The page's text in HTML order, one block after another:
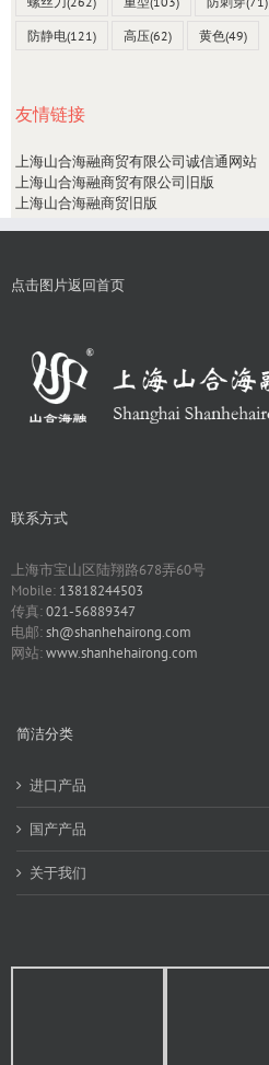
防静电(121) 高压(62) 黄色(49)
友情链接
上海山合海融商贸有限公司诚信通网站
上海山合海融商贸有限公司旧版
上海山合海融商贸旧版
点击图片返回首页
联系方式
上海市宝山区陆翔路678弄60号
Mobile: 13818244503
传真:021-56889347
电邮:sh@shanhehairong.com
网站:www.shanhehairong.com
简洁分类
进口产品
国产产品
关于我们